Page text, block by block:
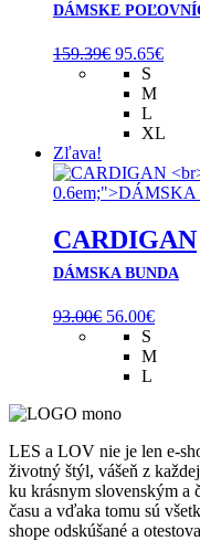
DÁMSKE
159.39€ Pôvodná
cena
bola:
159.39€.
95.65€
S
M
L
XL
Zľava!
CARDIGAN
DÁMSKA BUNDA
93.00€ Pôvodná
cena
bola:
93.00€.
56.00€
je:
S
M
L
LES a LOV nie je len e-
životný štýl, vášeň z
ku krásnym slovenským a
času a vďaka tomu sú
shope odskúšané a